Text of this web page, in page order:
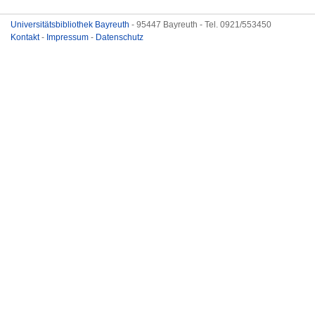
Universitätsbibliothek Bayreuth - 95447 Bayreuth - Tel. 0921/553450
Kontakt- Impressum - Datenschutz